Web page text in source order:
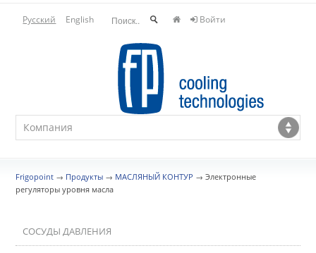
Русский English Войти
Frigopoint → Продукты → МАСЛЯНЫЙ КОНТУР →Электронные
регуляторы уровня масла
СОСУДЫ ДАВЛЕНИЯ